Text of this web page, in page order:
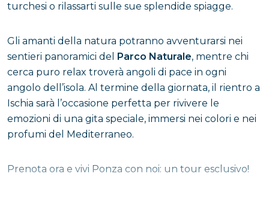
turchesi o rilassarti sulle sue splendide spiagge.
Gli amanti della natura potranno avventurarsi nei
sentieri panoramici del Parco Naturale, mentre chi
cerca puro relax troverà angoli di pace in ogni
angolo dell’isola. Al termine della giornata, il rientro a
Ischia sarà l’occasione perfetta per rivivere le
emozioni di una gita speciale, immersi nei colori e nei
profumi del Mediterraneo.
Prenota ora e vivi Ponza con noi: un tour esclusivo!